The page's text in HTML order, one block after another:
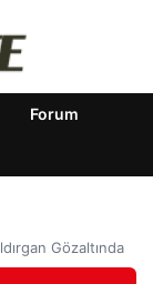
Forum
Gözaltında